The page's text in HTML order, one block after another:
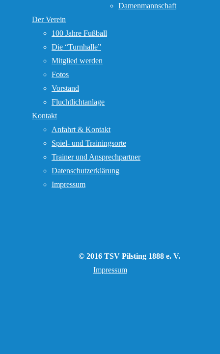
Damenmannschaft
Der Verein
100 Jahre Fußball
Die “Turnhalle”
Mitglied werden
Fotos
Vorstand
Fluchtlichtanlage
Kontakt
Anfahrt & Kontakt
Spiel- und Trainingsorte
Trainer und Ansprechpartner
Datenschutzerklärung
Impressum
© 2016 TSV Pilsting 1888 e. V.
Impressum